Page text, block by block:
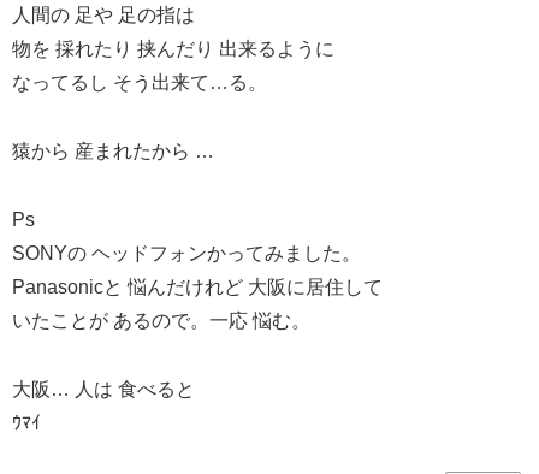
人間の 足や 足の指は
物を 採れたり 挟んだり 出来るように
なってるし そう出来て…る。
猿から 産まれたから …
Ps
SONYの ヘッドフォンかってみました。
Panasonicと 悩んだけれど 大阪に居住して
いたことが あるので。一応 悩む。
大阪… 人は 食べると
ｳﾏｲ